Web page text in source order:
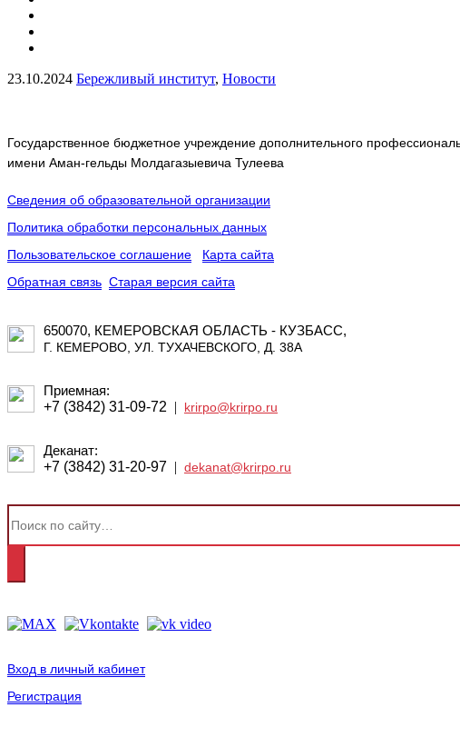
23.10.2024 Бережливый институт, Новости
Государственное бюджетное учреждение дополнительного
имени Аман-гельды Молдагазыевича Тулеева
Сведения об образовательной организации
Политика обработки персональных данных
Пользовательское соглашение
Карта сайта
Обратная связь Старая версия сайта
650070, КЕМЕРОВСКАЯ ОБЛАСТЬ - КУЗБАСС,
Г. КЕМЕРОВО, УЛ. ТУХАЧЕВСКОГО, Д. 38А
Приемная:
+7 (3842) 31-09-72 | krirpo@krirpo.ru
Деканат:
+7 (3842) 31-20-97 | dekanat@krirpo.ru
Вход в личный кабинет
Регистрация